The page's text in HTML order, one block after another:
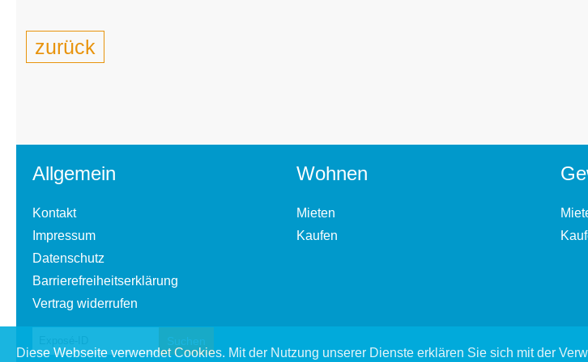
zurück
Allgemein
Kontakt
Impressum
Datenschutz
Barrierefreiheitserklärung
Vertrag widerrufen
Wohnen
Mieten
Kaufen
Diese Webseite verwendet Cookies. Mit der Nutzung unserer Dienste erklären Sie sich mit der